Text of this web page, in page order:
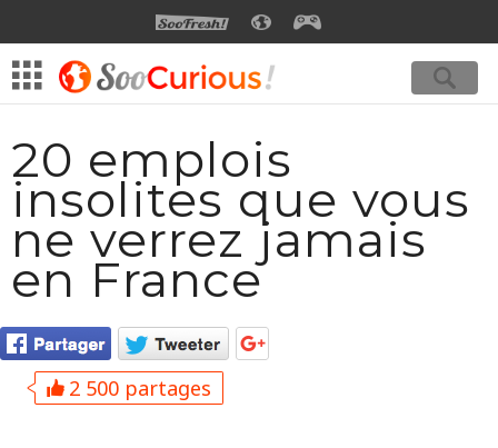
SOOFRESHSOOCURIOUS
20 emplois
insolites que vous
ne verrez jamais
en France
2 500 partages